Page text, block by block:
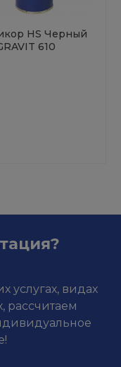
HS Черный
610
услугах, видах
рассчитаем